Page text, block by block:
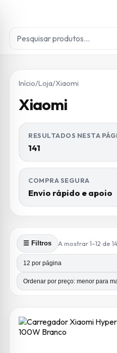
Início/Loja/Xiaomi
Xiaomi
RESULTADOS NESTA
141
COMPRA SEGURA
Envio rápido e apoio
☰ Filtros A mostrar 1–12 de
Produtos por página
Número de colunas